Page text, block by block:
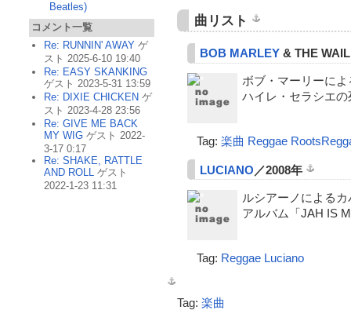
曲リスト
BOB MARLEY& THE
ボブ・マーリーに
ハイレ・セラシエ
Tag:楽曲 Reggae
LUCIANO ／2008年
ルシアーノによる
アルバム「JAH IS
Tag: Reggae Luciano
Tag: 楽曲
Beatles)
コメント一覧
Re: RUNNIN' AWAY ゲ
スト 2025-6-10 19:40
Re: EASY SKANKING
ゲスト 2023-5-31 13:59
Re: DIXIE CHICKEN ゲ
スト 2023-4-28 23:56
Re: GIVE ME BACK
MY WIG ゲスト 2022-
3-17 0:17
Re: SHAKE, RATTLE
AND ROLL ゲスト
2022-1-23 11:31